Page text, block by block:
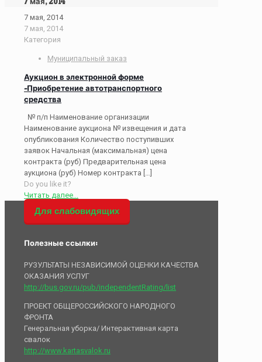
7 мая, 2014
7 мая, 2014
Категория
Муниципальный заказ
Аукцион в электронной форме
-Приобретение автотранспортного
средства
№ п/п Наименование организации
Наименование аукциона № извещения и дата
опубликования Количество поступивших
заявок Начальная (максимальная) цена
контракта (руб) Предварительная цена
аукциона (руб) Номер контракта […]
Do you like it?
Читать далее...
Для слабовидящих
Полезные ссылки:
РУЗУЛЬТАТЫ НЕЗАВИСИМОЙ ОЦЕНКИ КАЧЕСТВА
ОКАЗАНИЯ УСЛУГ
http://bus.gov.ru/pub/independentRating/list
ПРОЕКТ ОБЩЕРОССИЙСКОГО НАРОДНОГО
ФРОНТА
Генеральная уборка/ Интерактивная карта
свалок
http://www.kartasvalok.ru